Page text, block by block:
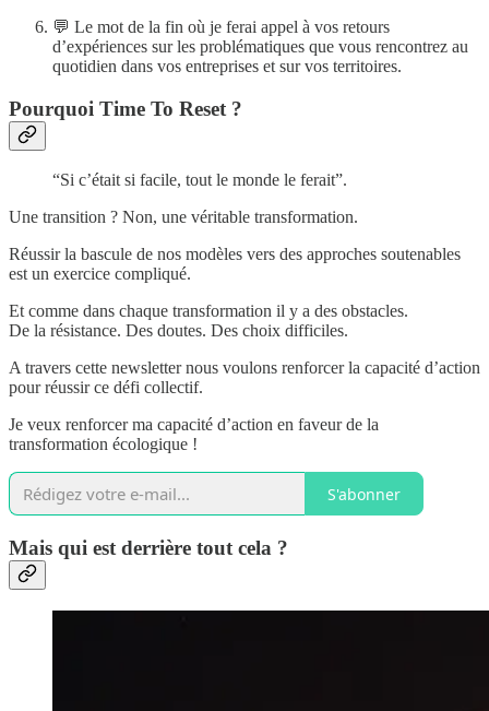
💬 Le mot de la fin où je ferai appel à vos retours
d’expériences sur les problématiques que vous rencontrez au
quotidien dans vos entreprises et sur vos territoires.
Pourquoi Time To Reset ?
“Si c’était si facile, tout le monde le ferait”.
Une transition ? Non, une véritable transformation.
Réussir la bascule de nos modèles vers des approches soutenables
est un exercice compliqué.
Et comme dans chaque transformation il y a des obstacles.
De la résistance. Des doutes. Des choix difficiles.
A travers cette newsletter nous voulons renforcer la capacité d’action
pour réussir ce défi collectif.
Je veux renforcer ma capacité d’action en faveur de la
transformation écologique !
S'abonner
Mais qui est derrière tout cela ?